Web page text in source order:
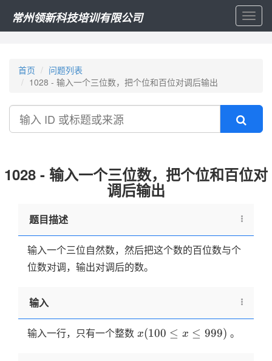
常州领新科技培训有限公司
首页
问题列表
1028 - 输入一个三位数，把个位和百位对调后输出
搜
1028 - 输入一个三位数，把个位和百位对
调后输出
题目描述
输入一个三位自然数，然后把这个数的百位数与个
位数对调，输出对调后的数。
输入
输入一行，只有一个整数 x(100
x(100 ≤ x ≤ 999) 。